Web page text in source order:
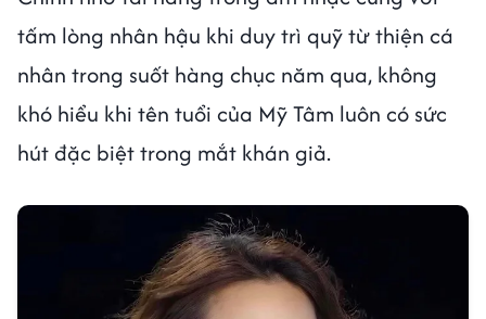
tấm lòng nhân hậu khi duy trì quỹ từ thiện cá
nhân trong suốt hàng chục năm qua, không
khó hiểu khi tên tuổi của Mỹ Tâm luôn có sức
hút đặc biệt trong mắt khán giả.